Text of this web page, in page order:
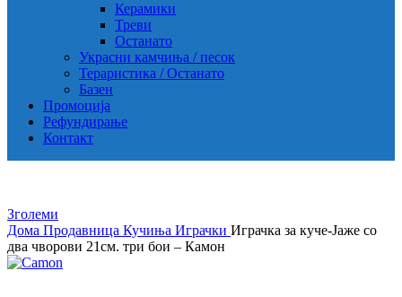
Керамики
Треви
Останато
Украсни камчиња / песок
Тераристика / Останато
Базен
Промоција
Рефундирање
Контакт
Зголеми
Дома Продавница Кучиња Играчки Играчка за куче-Јаже со
два чворови 21см. три бои – Камон